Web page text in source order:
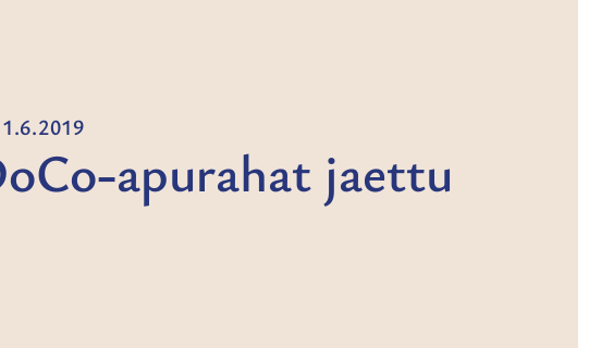
apurahat jaettu